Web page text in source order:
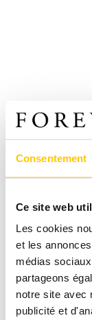
Consentement
Ce site web
Les cookies
et les
médias
partageons
notre site avec
publicité et